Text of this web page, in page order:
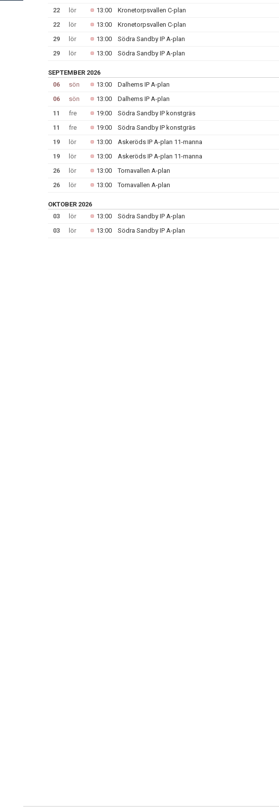
22
lör 13:00 Kronetorpsvallen C-plan
22
lör 13:00 Kronetorpsvallen C-plan
29
lör 13:00 Södra Sandby IP A-plan
29
lör 13:00 Södra Sandby IP A-plan
SEPTEMBER 2026
06
sön 13:00 Dalhems IP A-plan
06
sön 13:00 Dalhems IP A-plan
11
fre 19:00 Södra Sandby IP konstgräs
11
fre 19:00 Södra Sandby IP konstgräs
19
lör 13:00 Askeröds IP A-plan 11-manna
19
lör 13:00 Askeröds IP A-plan 11-manna
26
lör 13:00Tornavallen A-plan
26
lör 13:00Tornavallen A-plan
OKTOBER 2026
03
lör 13:00 Södra Sandby IP A-plan
03
lör 13:00 Södra Sandby IP A-plan